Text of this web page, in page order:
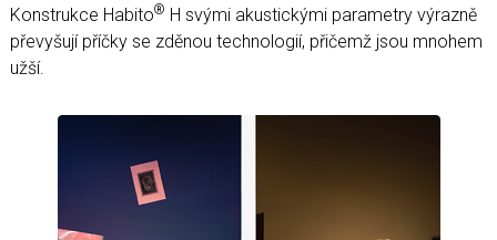
Konstrukce Habito® H svými akustickými parametry výrazně
převyšují příčky se zděnou technologií, přičemž jsou mnohem
užší.